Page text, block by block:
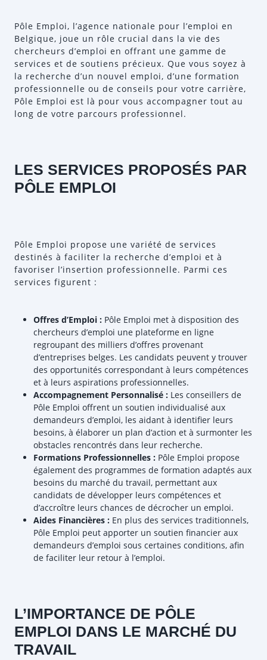
Pôle Emploi, l’agence nationale pour l’emploi en
Belgique, joue un rôle crucial dans la vie des
chercheurs d’emploi en offrant une gamme de
services et de soutiens précieux. Que vous soyez à
la recherche d’un nouvel emploi, d’une formation
professionnelle ou de conseils pour votre carrière,
Pôle Emploi est là pour vous accompagner tout au
long de votre parcours professionnel.
LES SERVICES PROPOSÉS PAR
PÔLE EMPLOI
Pôle Emploi propose une variété de services
destinés à faciliter la recherche d’emploi et à
favoriser l’insertion professionnelle. Parmi ces
services figurent :
Offres d’Emploi : Pôle Emploi met à disposition des
chercheurs d’emploi une plateforme en ligne
regroupant des milliers d’offres provenant
d’entreprises belges. Les candidats peuvent y trouver
des opportunités correspondant à leurs compétences
et à leurs aspirations professionnelles.
Accompagnement Personnalisé : Les conseillers de
Pôle Emploi offrent un soutien individualisé aux
demandeurs d’emploi, les aidant à identifier leurs
besoins, à élaborer un plan d’action et à surmonter les
obstacles rencontrés dans leur recherche.
Formations Professionnelles : Pôle Emploi propose
également des programmes de formation adaptés aux
besoins du marché du travail, permettant aux
candidats de développer leurs compétences et
d’accroître leurs chances de décrocher un emploi.
Aides Financières : En plus des services traditionnels,
Pôle Emploi peut apporter un soutien financier aux
demandeurs d’emploi sous certaines conditions, afin
de faciliter leur retour à l’emploi.
L’IMPORTANCE DE PÔLE
EMPLOI DANS LE MARCHÉ DU
TRAVAIL